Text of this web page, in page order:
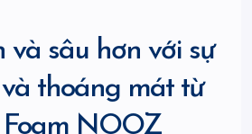
và sâu hơn với sự
thoáng mát từ
NOOZ